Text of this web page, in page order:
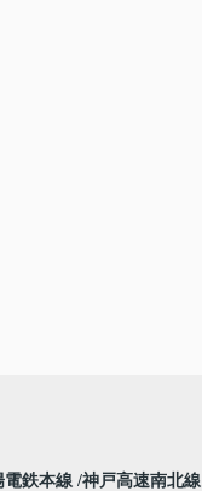
電鉄本線 神戸高速南北線